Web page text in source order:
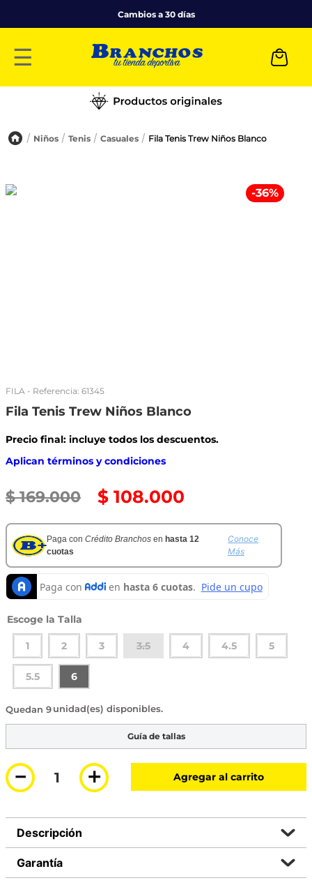
Cambios a 30 días
☰
Niños Tenis Casuales Fila Tenis Trew Niños Blanco
-36%
FILA - Referencia: 61345
Fila Tenis Trew Niños Blanco
Precio final: incluye todos los descuentos.
Aplican términos y condiciones
$ 169.000 $ 108.000
Paga con Crédito Branchos en hasta 12
cuotas
Conoce
Más
Talla
1 2 3 3.5 4 4.5 5
5.5 6
9 disponibles
Guía de tallas
＋
－ Agregar al carrito
Descripción
Garantía